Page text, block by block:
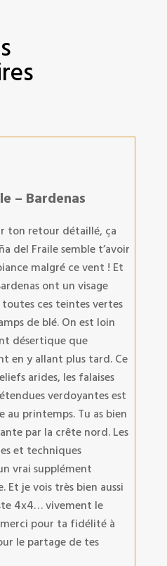
– Bardenas
ton retour détaillé, ça
del Fraile semble t’avoir
malgré ce vent ! Et
ont un visage
ces teintes vertes
de blé. On est loin
désertique que
en y allant plus tard. Ce
arides, les falaises
verdoyantes est
printemps. Tu as bien
par la crête nord. Les
et techniques
vrai supplément
Et je vois très bien aussi
4x4… vivement le
pour ta fidélité à
le partage de tes